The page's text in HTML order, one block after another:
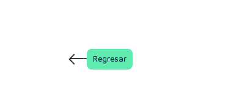
Regresar